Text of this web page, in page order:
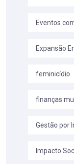
Eventos
Expansão
feminicídio
finanças
Gestão por
Impacto